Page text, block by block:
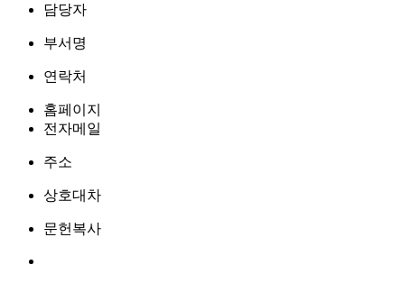
담당자
부서명
연락처
홈페이지
전자메일
주소
상호대차
문헌복사